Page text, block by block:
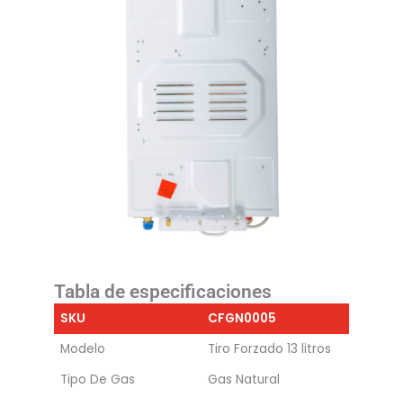
Tabla de especificaciones
SKU
CFGN0005
Modelo
Tiro Forzado 13 litros
Tipo De Gas
Gas Natural